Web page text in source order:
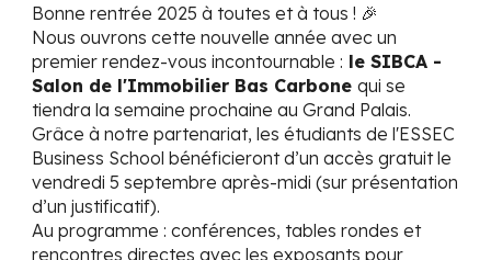
Bonne rentrée 2025 à toutes et à tous ! 🎉
Nous ouvrons cette nouvelle année avec un
premier rendez-vous incontournable : le SIBCA -
Salon de l'Immobilier Bas Carbone qui se
tiendra la semaine prochaine au Grand Palais.
Grâce à notre partenariat, les étudiants de l'ESSEC
Business School bénéficieront d’un accès gratuit le
vendredi 5 septembre après-midi (sur présentation
d’un justificatif).
Au programme : conférences, tables rondes et
rencontres directes avec les exposants pour